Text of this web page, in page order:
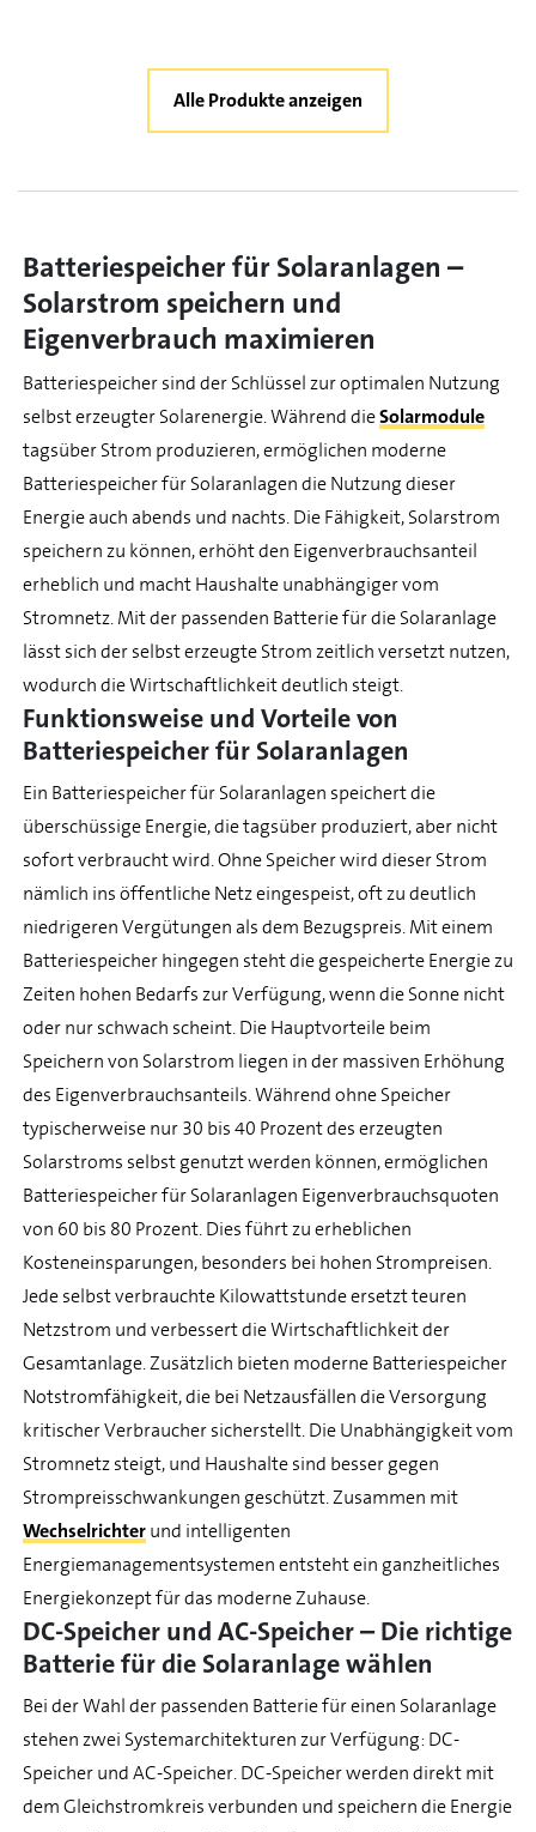
Alle Produkte anzeigen
Batteriespeicher für Solaranlagen –
Solarstrom speichern und
Eigenverbrauch maximieren
Batteriespeicher sind der Schlüssel zur optimalen Nutzung
selbst erzeugter Solarenergie. Während dieSolarmodule
tagsüber Strom produzieren, ermöglichen moderne
Batteriespeicher für Solaranlagen die Nutzung dieser
Energie auch abends und nachts. Die Fähigkeit, Solarstrom
speichern zu können, erhöht den Eigenverbrauchsanteil
erheblich und macht Haushalte unabhängiger vom
Stromnetz. Mit der passenden Batterie für die Solaranlage
lässt sich der selbst erzeugte Strom zeitlich versetzt nutzen,
wodurch die Wirtschaftlichkeit deutlich steigt.
Funktionsweise und Vorteile von
Batteriespeicher für Solaranlagen
Ein Batteriespeicher für Solaranlagen speichert die
überschüssige Energie, die tagsüber produziert, aber nicht
sofort verbraucht wird. Ohne Speicher wird dieser Strom
nämlich ins öffentliche Netz eingespeist, oft zu deutlich
niedrigeren Vergütungen als dem Bezugspreis. Mit einem
Batteriespeicher hingegen steht die gespeicherte Energie zu
Zeiten hohen Bedarfs zur Verfügung, wenn die Sonne nicht
oder nur schwach scheint. Die Hauptvorteile beim
Speichern von Solarstrom liegen in der massiven Erhöhung
des Eigenverbrauchsanteils. Während ohne Speicher
typischerweise nur 30 bis 40 Prozent des erzeugten
Solarstroms selbst genutzt werden können, ermöglichen
Batteriespeicher für Solaranlagen Eigenverbrauchsquoten
von 60 bis 80 Prozent. Dies führt zu erheblichen
Kosteneinsparungen, besonders bei hohen Strompreisen.
Jede selbst verbrauchte Kilowattstunde ersetzt teuren
Netzstrom und verbessert die Wirtschaftlichkeit der
Gesamtanlage. Zusätzlich bieten moderne Batteriespeicher
Notstromfähigkeit, die bei Netzausfällen die Versorgung
kritischer Verbraucher sicherstellt. Die Unabhängigkeit vom
Stromnetz steigt, und Haushalte sind besser gegen
Strompreisschwankungen geschützt. Zusammen mit
Wechselrichterund intelligenten
Energiemanagementsystemen entsteht ein ganzheitliches
Energiekonzept für das moderne Zuhause.
DC-Speicher und AC-Speicher – Die richtige
Batterie für die Solaranlage wählen
Bei der Wahl der passenden Batterie für einen Solaranlage
stehen zwei Systemarchitekturen zur Verfügung: DC-
Speicher und AC-Speicher. DC-Speicher werden direkt mit
dem Gleichstromkreis verbunden und speichern die Energie